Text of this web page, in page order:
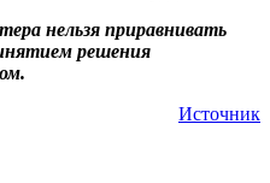
нельзя приравнивать
решения
Источник